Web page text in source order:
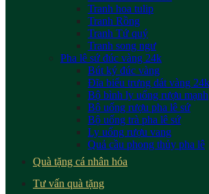
Tranh hoa tulip
Tranh Rồng
Tranh Tứ quý
Tranh song ngư
Pha lê sứ đúc vàng 24k
Bút ký đúc vàng
Đĩa biểu trưng dát vàng 24k
Bộ bình ly uống rượu mạnh
Bộ uống rượu pha lê sứ
Bộ uống trà pha lê sứ
Ly uống rượu vang
Quả cầu phong thủy pha lê
Quà tặng cá nhân hóa
Tư vấn quà tặng